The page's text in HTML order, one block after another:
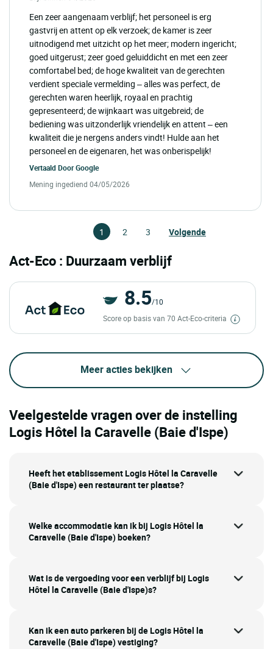
Een zeer aangenaam verblijf; het personeel is erg
gastvrij en attent op elk verzoek; de kamer is zeer
uitnodigend met uitzicht op het meer; modern ingericht;
goed uitgerust; zeer goed geluiddicht en met een zeer
comfortabel bed; de hoge kwaliteit van de gerechten
verdient speciale vermelding – alles was perfect, de
gerechten waren heerlijk, royaal en prachtig
gepresenteerd; de wijnkaart was uitgebreid; de
bediening was uitzonderlijk vriendelijk en attent – een
kwaliteit die je nergens anders vindt! Hulde aan het
personeel en de eigenaren, het was onberispelijk!
Vertaald DoorGoogle
Mening ingediend 04/05/2026
1 2 3 Volgende
Act-Eco : Duurzaam verblijf
8.5/10
Score op basis van 70 Act-Eco-criteria
Meer acties bekijken
Veelgestelde vragen over de instelling
Logis Hôtel la Caravelle (Baie d'Ispe)
Heeft het etablissement Logis Hôtel la Caravelle
(Baie d'Ispe) een restaurant ter plaatse?
Welke accommodatie kan ik bij Logis Hôtel la
Caravelle (Baie d'Ispe) boeken?
Wat is de vergoeding voor een verblijf bij Logis
Hôtel la Caravelle (Baie d'Ispe)s?
Kan ik een auto parkeren bij de Logis Hôtel la
Caravelle (Baie d'Ispe) vestiging?